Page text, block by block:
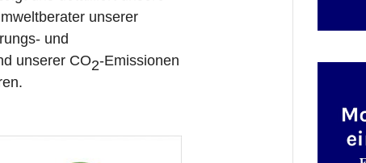
unserer
und
unserer CO2-Emissionen